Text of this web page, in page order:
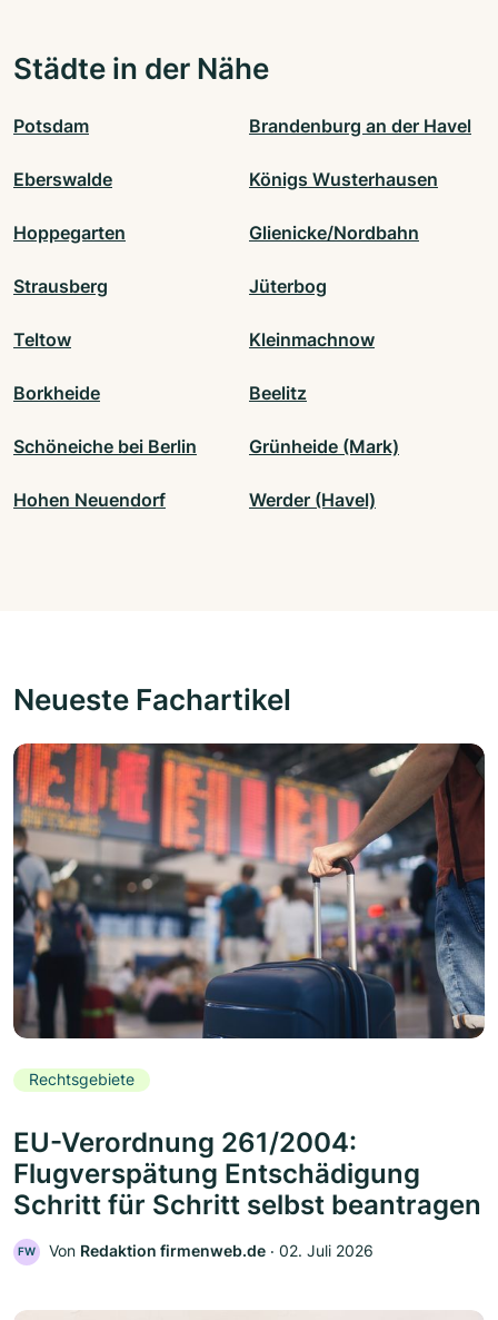
Städte in der Nähe
Potsdam Brandenburg an der Havel
Eberswalde Königs Wusterhausen
Hoppegarten Glienicke/Nordbahn
Strausberg Jüterbog
Teltow Kleinmachnow
Borkheide Beelitz
Schöneiche bei Berlin Grünheide (Mark)
Hohen Neuendorf Werder (Havel)
Neueste Fachartikel
Rechtsgebiete
EU-Verordnung 261/2004:
Flugverspätung Entschädigung
Schritt für Schritt selbst beantragen
FW Von Redaktion firmenweb.de ‧ 02. Juli 2026